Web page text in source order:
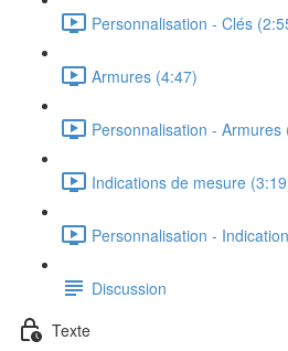
Personnalisation - Clés
Armures (4:47)
Personnalisation - Armures
Indications de mesure
Personnalisation -
Discussion
Texte